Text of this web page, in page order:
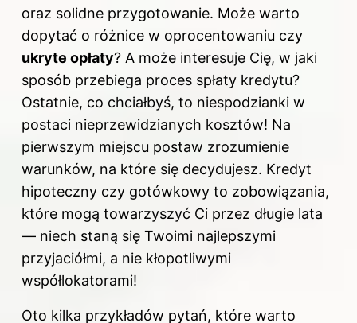
oraz solidne przygotowanie. Może warto
dopytać o różnice w oprocentowaniu czy
ukryte opłaty? A może interesuje Cię, w jaki
sposób przebiega proces spłaty kredytu?
Ostatnie, co chciałbyś, to niespodzianki w
postaci nieprzewidzianych kosztów! Na
pierwszym miejscu postaw zrozumienie
warunków, na które się decydujesz. Kredyt
hipoteczny czy gotówkowy to zobowiązania,
które mogą towarzyszyć Ci przez długie lata
— niech staną się Twoimi najlepszymi
przyjaciółmi, a nie kłopotliwymi
współlokatorami!
Oto kilka przykładów pytań, które warto